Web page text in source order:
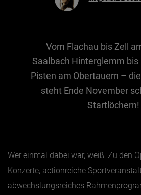
Outdoor & Sport
Kunst & Kultur
BEITRÄGE NACH MONAT
Vom Flachau bis Zell
Saalbach Hinterglemm bis
Pisten am Obertauern –
steht Ende November
Startlöchern!
Wer einmal dabei war, weiß: Zu den
Konzerte, actionreiche
abwechslungsreiches